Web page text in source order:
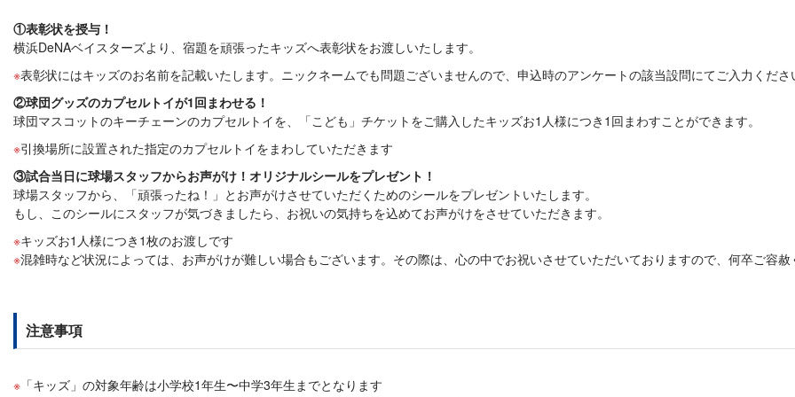
①表彰状を授与！
横浜DeNAベイスターズより、宿題を頑張ったキッズへ表彰状をお渡しいたします。
表彰状にはキッズのお名前を記載いたします。ニックネームでも問題ございませんので、申込時のアンケートの該当設問にてご入力くださ
②球団グッズのカプセルトイが1回まわせる！
球団マスコットのキーチェーンのカプセルトイを、「こども」チケットをご購入したキッズお1人様につき1回まわすことができます。
引換場所に設置された指定のカプセルトイをまわしていただきます
③試合当日に球場スタッフからお声がけ！オリジナルシールをプレゼント！
球場スタッフから、「頑張ったね！」とお声がけさせていただくためのシールをプレゼントいたします。
もし、このシールにスタッフが気づきましたら、お祝いの気持ちを込めてお声がけをさせていただきます。
キッズお1人様につき1枚のお渡しです
混雑時など状況によっては、お声がけが難しい場合もございます。その際は、心の中でお祝いさせていただいておりますので、何卒ご容赦
注意事項
「キッズ」の対象年齢は小学校1年生〜中学3年生までとなります